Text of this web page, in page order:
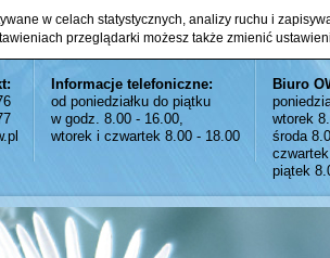
w celach statystycznych, analizy ruchu i
przeglądarki możesz także zmienić
Informacje telefoniczne:
od poniedziałku do piątku
w godz. 8.00 - 16.00,
wtorek i czwartek 8.00 - 18.00
Biuro
wtorek
środa
piątek